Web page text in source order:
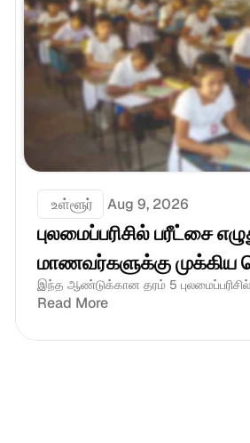
உள்ளூர் Aug 9, 2026
புலமைப்பரிசில் பரீட்சை
மாணவர்களுக்கு முக்கிய
இந்த ஆண்டுக்கான தரம் 5
Read More